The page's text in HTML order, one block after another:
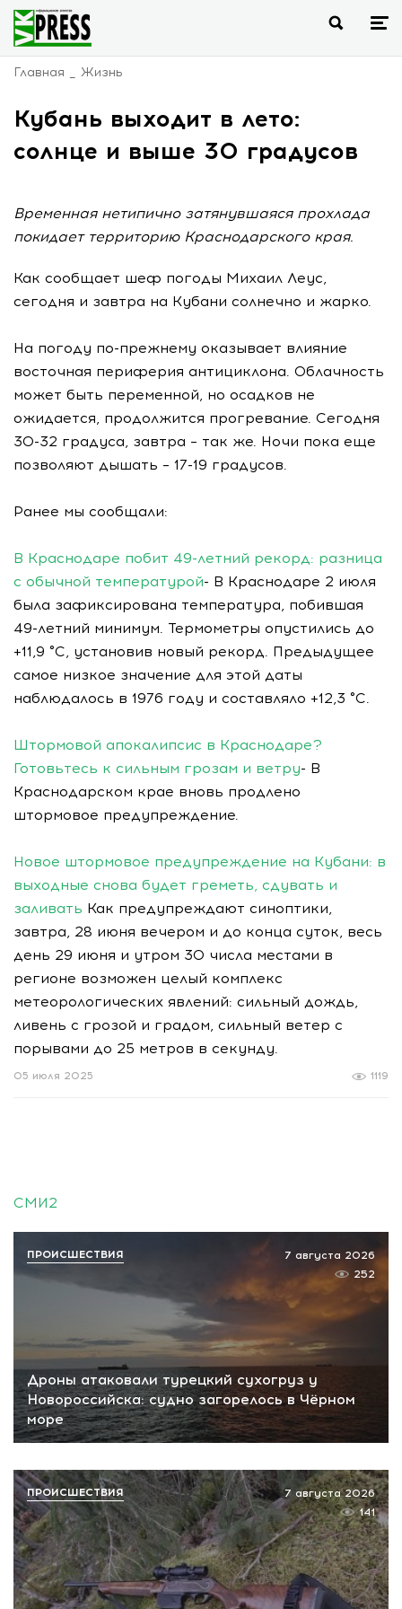
Главная Жизнь
Кубань выходит в лето:
солнце и выше 30 градусов
Временная нетипично затянувшаяся прохлада
покидает территорию Краснодарского края.
Как сообщает шеф погоды Михаил Леус,
сегодня и завтра на Кубани солнечно и жарко.
На погоду по-прежнему оказывает влияние
восточная периферия антициклона. Облачность
может быть переменной, но осадков не
ожидается, продолжится прогревание. Сегодня
30-32 градуса, завтра – так же. Ночи пока еще
позволяют дышать – 17-19 градусов.
Ранее мы сообщали:
В Краснодаре побит 49-летний рекорд: разница
с обычной температурой- В Краснодаре 2 июля
была зафиксирована температура, побившая
49-летний минимум. Термометры опустились до
+11,9 °С, установив новый рекорд. Предыдущее
самое низкое значение для этой даты
наблюдалось в 1976 году и составляло +12,3 °С.
Штормовой апокалипсис в Краснодаре?
Готовьтесь к сильным грозам и ветру- В
Краснодарском крае вновь продлено
штормовое предупреждение.
Новое штормовое предупреждение на Кубани: в
выходные снова будет греметь, сдувать и
заливать Как предупреждают синоптики,
завтра, 28 июня вечером и до конца суток, весь
день 29 июня и утром 30 числа местами в
регионе возможен целый комплекс
метеорологических явлений: сильный дождь,
ливень с грозой и градом, сильный ветер с
порывами до 25 метров в секунду.
1119
05 июля 2025
СМИ2
Дроны атаковали турецкий сухогруз у
Новороссийска: судно загорелось в Чёрном
море
7 августа 2026
252
ПРОИСШЕСТВИЯ
7 августа 2026
141
ПРОИСШЕСТВИЯ